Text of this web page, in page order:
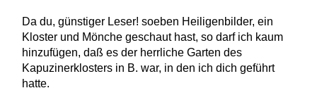
Da du, günstiger Leser! soeben Heiligenbilder, ein
Kloster und Mönche geschaut hast, so darf ich kaum
hinzufügen, daß es der herrliche Garten des
Kapuzinerklosters in B. war, in den ich dich geführt
hatte.